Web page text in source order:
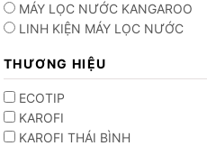
MÁY LỌC NƯỚC KANGAROO
LINH KIỆN MÁY LỌC NƯỚC
THƯƠNG HIỆU
ECOTIP
KAROFI
KAROFI THÁI BÌNH